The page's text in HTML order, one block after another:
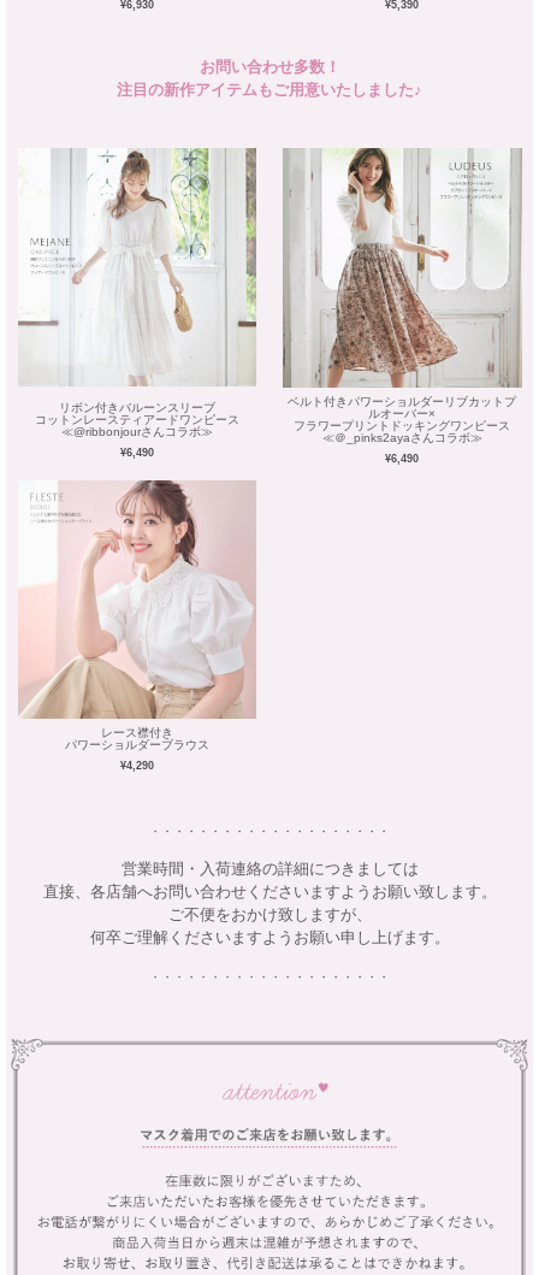
¥6,930 ¥5,390
お問い合わせ多数！
注目の新作アイテムもご用意いたしました♪
リボン付きバルーンスリーブ
コットンレースティアードワンピース
≪@ribbonjourさんコラボ≫
¥6,490
ベルト付きパワーショルダーリブカットプ
ルオーバー×
フラワープリントドッキングワンピース
≪＠_pinks2ayaさんコラボ≫
¥6,490
レース襟付き
パワーショルダーブラウス
¥4,290
・・・・・・・・・・・・・・・・・・・・
営業時間・入荷連絡の詳細につきましては
直接、各店舗へお問い合わせくださいますようお願い致します。
ご不便をおかけ致しますが、
何卒ご理解くださいますようお願い申し上げます。
・・・・・・・・・・・・・・・・・・・・